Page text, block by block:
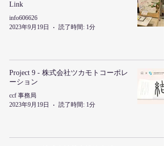
Link
info606626
2023年9月19日
読了時間: 1分
Project 9 - 株式会社ツカモトコーポレ
ーション
ccf 事務局
2023年9月19日
読了時間: 1分